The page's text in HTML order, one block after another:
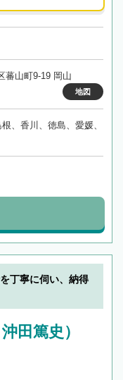
蕃山町9-19 岡山
地図
、香川、徳島、愛媛、
丁寧に伺い、納得
田篤史）